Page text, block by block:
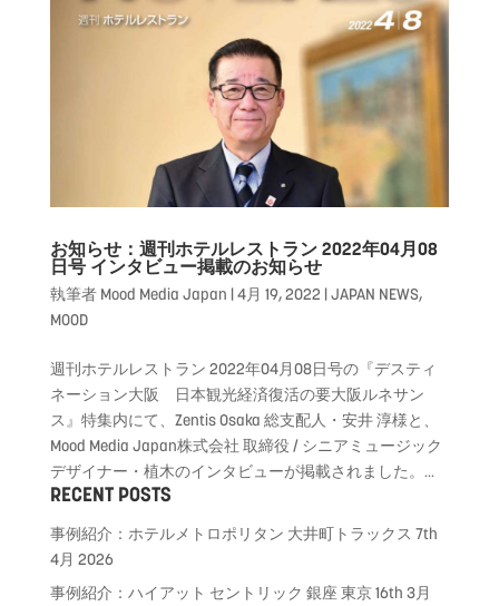
お知らせ：週刊ホテルレストラン 2022年04月08
日号 インタビュー掲載のお知らせ
執筆者 Mood Media Japan |4月 19, 2022 |JAPAN NEWS,
MOOD
週刊ホテルレストラン 2022年04月08日号の『デスティ
ネーション大阪 日本観光経済復活の要大阪ルネサン
ス』特集内にて、Zentis Osaka 総支配人・安井 淳様と、
Mood Media Japan株式会社 取締役 / シニアミュージック
デザイナー・植木のインタビューが掲載されました。...
RECENT POSTS
事例紹介：ホテルメトロポリタン 大井町トラックス 7th
4月 2026
事例紹介：ハイアット セントリック 銀座 東京16th 3月